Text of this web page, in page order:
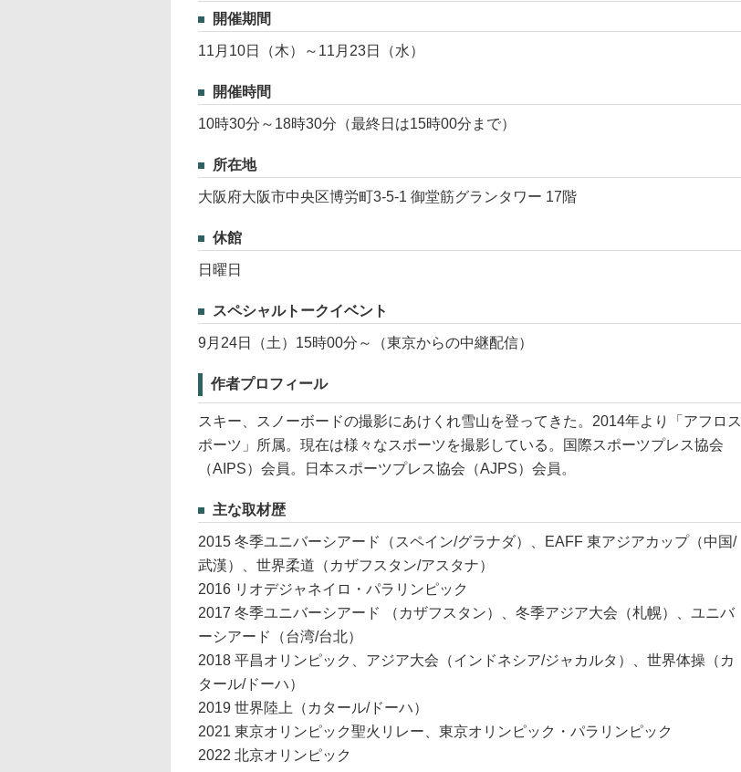
開催期間
11月10日（木）～11月23日（水）
開催時間
10時30分～18時30分（最終日は15時00分まで）
所在地
大阪府大阪市中央区博労町3-5-1 御堂筋グランタワー 17階
休館
日曜日
スペシャルトークイベント
9月24日（土）15時00分～（東京からの中継配信）
作者プロフィール
スキー、スノーボードの撮影にあけくれ雪山を登ってきた。2014年より「アフロス
ポーツ」所属。現在は様々なスポーツを撮影している。国際スポーツプレス協会
（AIPS）会員。日本スポーツプレス協会（AJPS）会員。
主な取材歴
2015 冬季ユニバーシアード（スペイン/グラナダ）、EAFF 東アジアカップ（中国/
武漢）、世界柔道（カザフスタン/アスタナ）
2016 リオデジャネイロ・パラリンピック
2017 冬季ユニバーシアード （カザフスタン）、冬季アジア大会（札幌）、ユニバ
ーシアード（台湾/台北）
2018 平昌オリンピック、アジア大会（インドネシア/ジャカルタ）、世界体操（カ
タール/ドーハ）
2019 世界陸上（カタール/ドーハ）
2021 東京オリンピック聖火リレー、東京オリンピック・パラリンピック
2022 北京オリンピック